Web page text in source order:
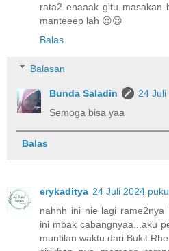
rata2 enaaak gitu masakan
manteeep lah 😍😍
Balas
Balasan
Bunda Saladin
24
Semoga bisa yaa
Balas
erykaditya 24 Juli 2024
nahhh ini nie lagi rame2nya
ini mbak cabangnyaa...aku
muntilan waktu dari Bukit